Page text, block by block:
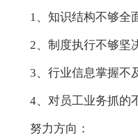
1、知识结构不够全
2、制度执行不够坚
3、行业信息掌握不
4、对员工业务抓的
努力方向：